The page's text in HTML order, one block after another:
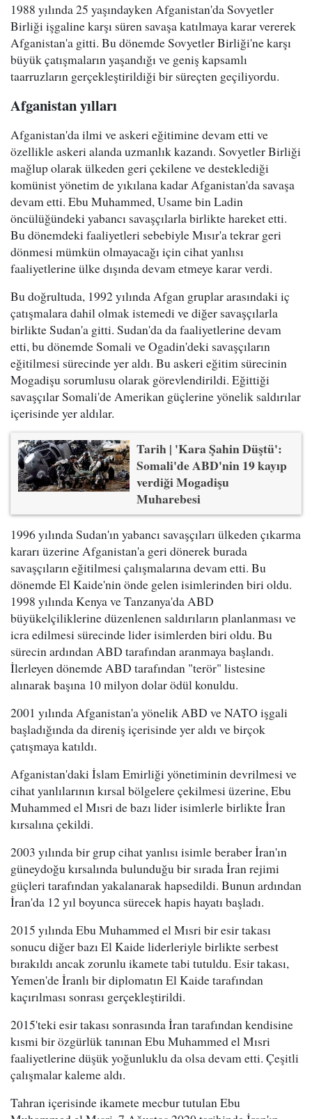
1988 yılında 25 yaşındayken Afganistan'da Sovyetler
Birliği işgaline karşı süren savaşa katılmaya karar vererek
Afganistan'a gitti. Bu dönemde Sovyetler Birliği'ne karşı
büyük çatışmaların yaşandığı ve geniş kapsamlı
taarruzların gerçekleştirildiği bir süreçten geçiliyordu.
Afganistan yılları
Afganistan'da ilmi ve askeri eğitimine devam etti ve
özellikle askeri alanda uzmanlık kazandı. Sovyetler Birliği
mağlup olarak ülkeden geri çekilene ve desteklediği
komünist yönetim de yıkılana kadar Afganistan'da savaşa
devam etti. Ebu Muhammed, Usame bin Ladin
öncülüğündeki yabancı savaşçılarla birlikte hareket etti.
Bu dönemdeki faaliyetleri sebebiyle Mısır'a tekrar geri
dönmesi mümkün olmayacağı için cihat yanlısı
faaliyetlerine ülke dışında devam etmeye karar verdi.
Bu doğrultuda, 1992 yılında Afgan gruplar arasındaki iç
çatışmalara dahil olmak istemedi ve diğer savaşçılarla
birlikte Sudan'a gitti. Sudan'da da faaliyetlerine devam
etti, bu dönemde Somali ve Ogadin'deki savaşçıların
eğitilmesi sürecinde yer aldı. Bu askeri eğitim sürecinin
Mogadişu sorumlusu olarak görevlendirildi. Eğittiği
savaşçılar Somali'de Amerikan güçlerine yönelik saldırılar
içerisinde yer aldılar.
Tarih | 'Kara Şahin Düştü':
Somali'de ABD'nin 19 kayıp
verdiği Mogadişu
Muharebesi
1996 yılında Sudan'ın yabancı savaşçıları ülkeden çıkarma
kararı üzerine Afganistan'a geri dönerek burada
savaşçıların eğitilmesi çalışmalarına devam etti. Bu
dönemde El Kaide'nin önde gelen isimlerinden biri oldu.
1998 yılında Kenya ve Tanzanya'da ABD
büyükelçiliklerine düzenlenen saldırıların planlanması ve
icra edilmesi sürecinde lider isimlerden biri oldu. Bu
sürecin ardından ABD tarafından aranmaya başlandı.
İlerleyen dönemde ABD tarafından "terör" listesine
alınarak başına 10 milyon dolar ödül konuldu.
2001 yılında Afganistan'a yönelik ABD ve NATO işgali
başladığında da direniş içerisinde yer aldı ve birçok
çatışmaya katıldı.
Afganistan'daki İslam Emirliği yönetiminin devrilmesi ve
cihat yanlılarının kırsal bölgelere çekilmesi üzerine, Ebu
Muhammed el Mısri de bazı lider isimlerle birlikte İran
kırsalına çekildi.
2003 yılında bir grup cihat yanlısı isimle beraber İran'ın
güneydoğu kırsalında bulunduğu bir sırada İran rejimi
güçleri tarafından yakalanarak hapsedildi. Bunun ardından
İran'da 12 yıl boyunca sürecek hapis hayatı başladı.
2015 yılında Ebu Muhammed el Mısri bir esir takası
sonucu diğer bazı El Kaide liderleriyle birlikte serbest
bırakıldı ancak zorunlu ikamete tabi tutuldu. Esir takası,
Yemen'de İranlı bir diplomatın El Kaide tarafından
kaçırılması sonrası gerçekleştirildi.
2015'teki esir takası sonrasında İran tarafından kendisine
kısmi bir özgürlük tanınan Ebu Muhammed el Mısri
faaliyetlerine düşük yoğunluklu da olsa devam etti. Çeşitli
çalışmalar kaleme aldı.
Tahran içerisinde ikamete mecbur tutulan Ebu